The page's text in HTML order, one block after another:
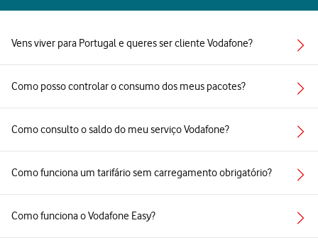
Vens viver para Portugal e queres ser cliente Vodafone?
Como posso controlar o consumo dos meus pacotes?
Como consulto o saldo do meu serviço Vodafone?
Como funciona um tarifário sem carregamento obrigatório?
Como funciona o Vodafone Easy?